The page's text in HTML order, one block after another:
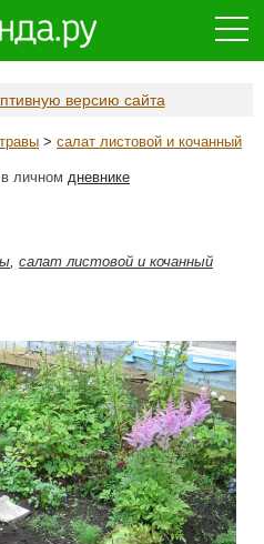
версию сайта
> салат листовой и кочанный
личном дневнике
, салат листовой и кочанный